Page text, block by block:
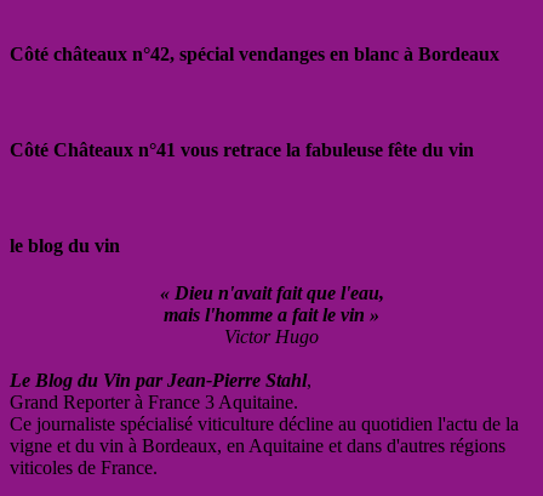
Côté châteaux n°42, spécial vendanges en blanc à Bordeaux
Côté Châteaux n°41 vous retrace la fabuleuse fête du vin
le blog du vin
« Dieu n'avait fait que l'eau,
mais l'homme a fait le vin »
Victor Hugo
Le Blog du Vin par Jean-Pierre Stahl,
Grand Reporter à France 3 Aquitaine.
Ce journaliste spécialisé viticulture décline au quotidien l'actu de la
vigne et du vin à Bordeaux, en Aquitaine et dans d'autres régions
viticoles de France.